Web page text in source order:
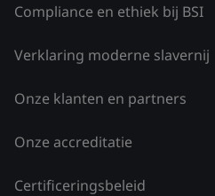
Compliance en ethiek bij BSI
Verklaring moderne slavernij
Onze klanten en partners
Onze accreditatie
Certificeringsbeleid